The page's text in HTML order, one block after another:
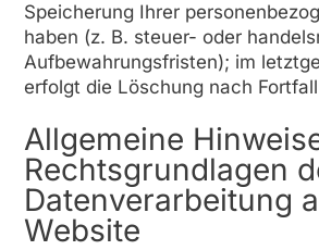
Speicherung Ihrer
haben (z. B. steuer- oder
Aufbewahrungsfristen); im
erfolgt die Löschung nach
Allgemeine
Rechtsgrundlagen
Datenverarbeitung
Website